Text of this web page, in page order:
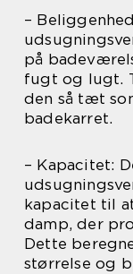
–
på
fugt og lugt.
den så tæt
badekarret.
– Kapacitet:
kapacitet til
damp, der
Dette
størrelse og